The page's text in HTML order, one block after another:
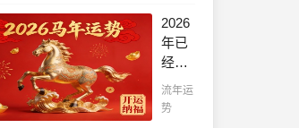
平阴
阳断
祸
八字
精批
2026
年已
经到
来，
如何
流年运
势